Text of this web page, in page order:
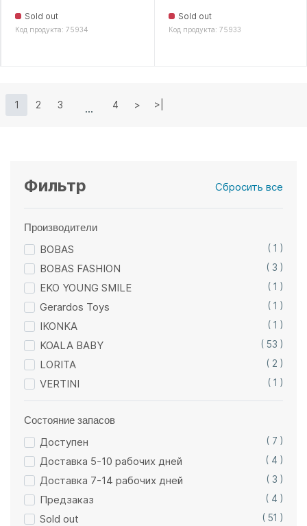
Фильтр Сбросить все
Производители
BOBAS ( 1 )
BOBAS FASHION ( 3 )
EKO YOUNG SMILE ( 1 )
Gerardos Toys ( 1 )
IKONKA ( 1 )
KOALA BABY ( 53 )
LORITA ( 2 )
VERTINI ( 1 )
Состояние запасов
Доступен ( 7 )
Доставка 5-10 рабочих дней ( 4 )
Доставка 7-14 рабочих дней ( 3 )
Предзаказ ( 4 )
Sold out ( 51 )
Sold out
Код продукта: 75934
Sold out
Код продукта: 75933
1 2 3 4 > >|